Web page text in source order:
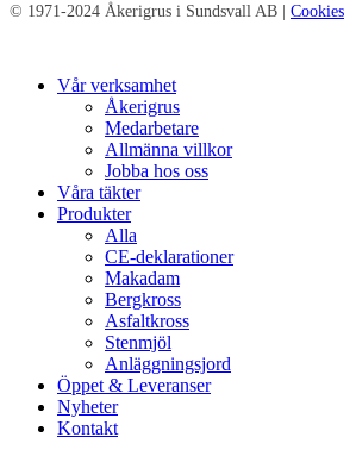
© 1971-2024 Åkerigrus i Sundsvall AB | Cookies
Close
Vår verksamhet
Åkerigrus
Medarbetare
Allmänna villkor
Jobba hos oss
Våra täkter
Produkter
Alla
CE-deklarationer
Makadam
Bergkross
Asfaltkross
Stenmjöl
Anläggningsjord
Öppet & Leveranser
Nyheter
Kontakt